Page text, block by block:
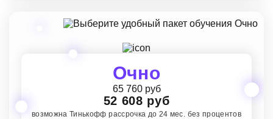
Очно
65 760 руб
52 608 руб
возможна Тинькофф рассрочка до 24 мес. без процентов